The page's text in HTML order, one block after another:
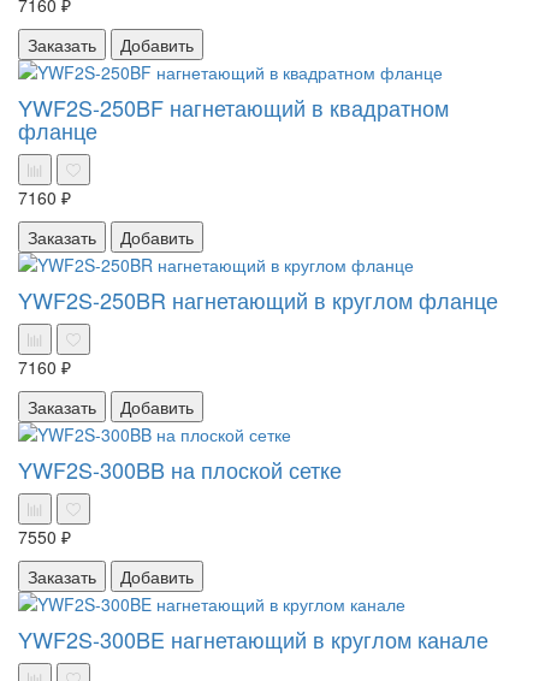
7160 ₽
Заказать
Добавить
YWF2S-250BF нагнетающий в квадратном
фланце
7160 ₽
Заказать
Добавить
YWF2S-250BR нагнетающий в круглом фланце
7160 ₽
Заказать
Добавить
YWF2S-300BB на плоской сетке
7550 ₽
Заказать
Добавить
YWF2S-300BE нагнетающий в круглом канале